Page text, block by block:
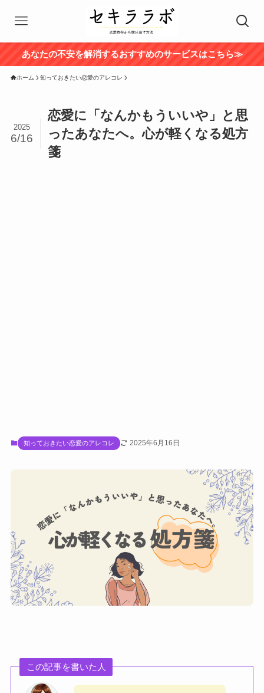
あなたの不安を解消するおすすめのサービスはこちら≫
ホーム 知っておきたい恋愛のアレコレ
恋愛に「なんかもういいや」と思
ったあなたへ。心が軽くなる処方
箋
2025
6/16
知っておきたい恋愛のアレコレ 2025年6月16日
この記事を書いた人